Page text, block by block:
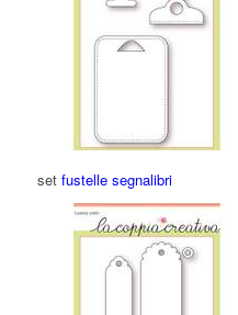
set fustelle segnalibri